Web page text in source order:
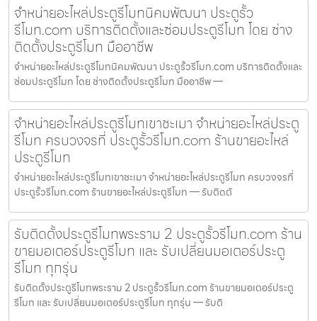
จำหน่ายอะไหล่ประตูรีโมทนิคมพัฒนา ประตูรั้ว
รีโมท.com บริการติดตั้งและซ่อมประตูรีโมท โดย ช่าง
ติดตั้งประตูรีโมท มืออาชีพ
จำหน่ายอะไหล่ประตูรีโมทนิคมพัฒนา ประตูรั้วรีโมท.com บริการติดตั้งและ
ซ่อมประตูรีโมท โดย ช่างติดตั้งประตูรีโมท มืออาชีพ —
จำหน่ายอะไหล่ประตูรีโมทเขาชะเมา จำหน่ายอะไหล่ประตู
รีโมท ครบวงจรที่ ประตูรั้วรีโมท.com ร้านขายอะไหล่
ประตูรีโมท
จำหน่ายอะไหล่ประตูรีโมทเขาชะเมา จำหน่ายอะไหล่ประตูรีโมท ครบวงจรที่
ประตูรั้วรีโมท.com ร้านขายอะไหล่ประตูรีโมท — รับติดตั
รับติดตั้งประตูรีโมทพระราม 2 ประตูรั้วรีโมท.com ร้าน
ขายมอเตอร์ประตูรีโมท และ รับเปลี่ยนมอเตอร์ประตู
รีโมท ทุกรุ่น
รับติดตั้งประตูรีโมทพระราม 2 ประตูรั้วรีโมท.com ร้านขายมอเตอร์ประตู
รีโมท และ รับเปลี่ยนมอเตอร์ประตูรีโมท ทุกรุ่น — รับติ